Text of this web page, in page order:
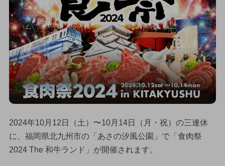
2024年10月12日（土）〜10月14日（月・祝）の三連休
に、福岡県北九州市の「あさの汐風公園」で「食肉祭
2024 The 和牛ランド」が開催されます。